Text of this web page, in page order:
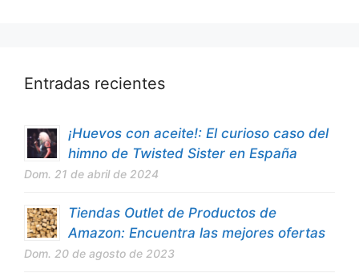
Entradas recientes
¡Huevos con aceite!: El curioso caso del
himno de Twisted Sister en España
Dom. 21 de abril de 2024
Tiendas Outlet de Productos de
Amazon: Encuentra las mejores ofertas
Dom. 20 de agosto de 2023